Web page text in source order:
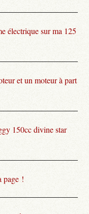
électrique sur ma 125
et un moteur à part
150cc divine star
page !